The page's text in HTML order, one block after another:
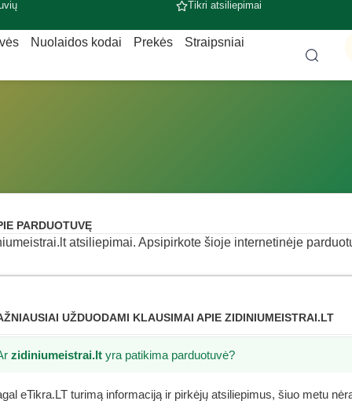
Tikri atsiliepimai
Nuolaidos kodai Prekės Straipsniai
PARDUOTUVĘ
atsiliepimai. Apsipirkote šioje internetinėje
UŽDUODAMI KLAUSIMAI APIE ZIDINIUMEISTRAI.LT
zidiniumeistrai.lt yra patikima parduotuvė?
eTikra.LT turimą informaciją ir pirkėjų atsiliepimus, šiuo metu